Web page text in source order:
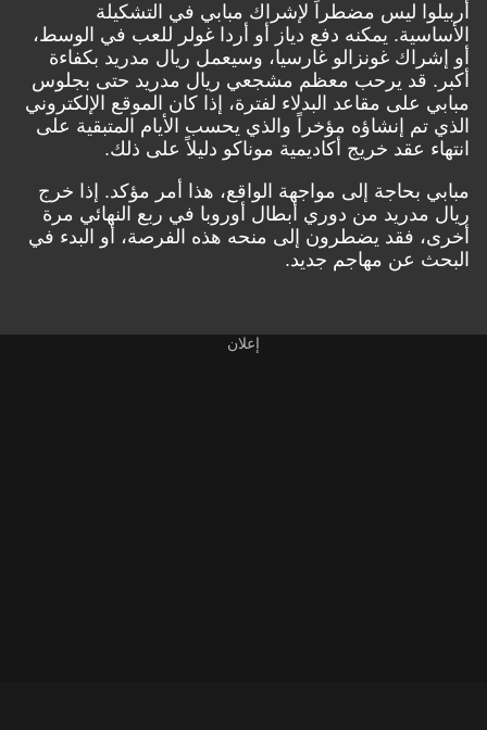
أربيلوا ليس مضطراً لإشراك مبابي في التشكيلة
الأساسية. يمكنه دفع دياز أو أردا غولر للعب في الوسط،
أو إشراك غونزالو غارسيا، وسيعمل ريال مدريد بكفاءة
أكبر. قد يرحب معظم مشجعي ريال مدريد حتى بجلوس
مبابي على مقاعد البدلاء لفترة، إذا كان الموقع الإلكتروني
الذي تم إنشاؤه مؤخراً والذي يحسب الأيام المتبقية على
انتهاء عقد خريج أكاديمية موناكو دليلاً على ذلك.
مبابي بحاجة إلى مواجهة الواقع، هذا أمر مؤكد. إذا خرج
ريال مدريد من دوري أبطال أوروبا في ربع النهائي مرة
أخرى، فقد يضطرون إلى منحه هذه الفرصة، أو البدء في
البحث عن مهاجم جديد.